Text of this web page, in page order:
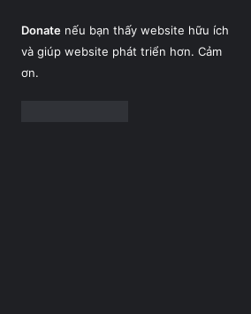
Donatenếu bạn thấy website hữu ích
và giúp website phát triển hơn. Cảm
ơn.